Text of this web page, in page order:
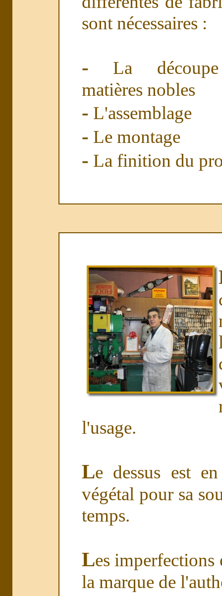
sont nécessaires :
- La
matières nobles
- L'assemblage
- Le montage
- La finition du
l'usage.
Le dessus est
végétal pour sa
temps.
Les
la marque de